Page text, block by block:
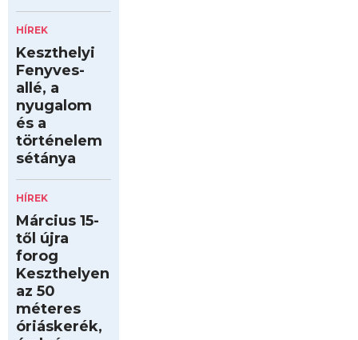
HÍREK
Keszthelyi
Fenyves-
allé, a
nyugalom
és a
történelem
sétánya
HÍREK
Március 15-
től újra
forog
Keszthelyen
az 50
méteres
óriáskerék,